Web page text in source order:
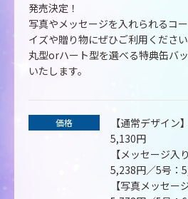
発売決定！
写真やメッセージを入れられるコ
イズや贈り物にぜひご利用ください
丸型orハート型を選べる特典缶バ
いたします。
価格
【通常デザイン
5,130円
【メッセージ入
5,238円／5号：
【写真メッセー